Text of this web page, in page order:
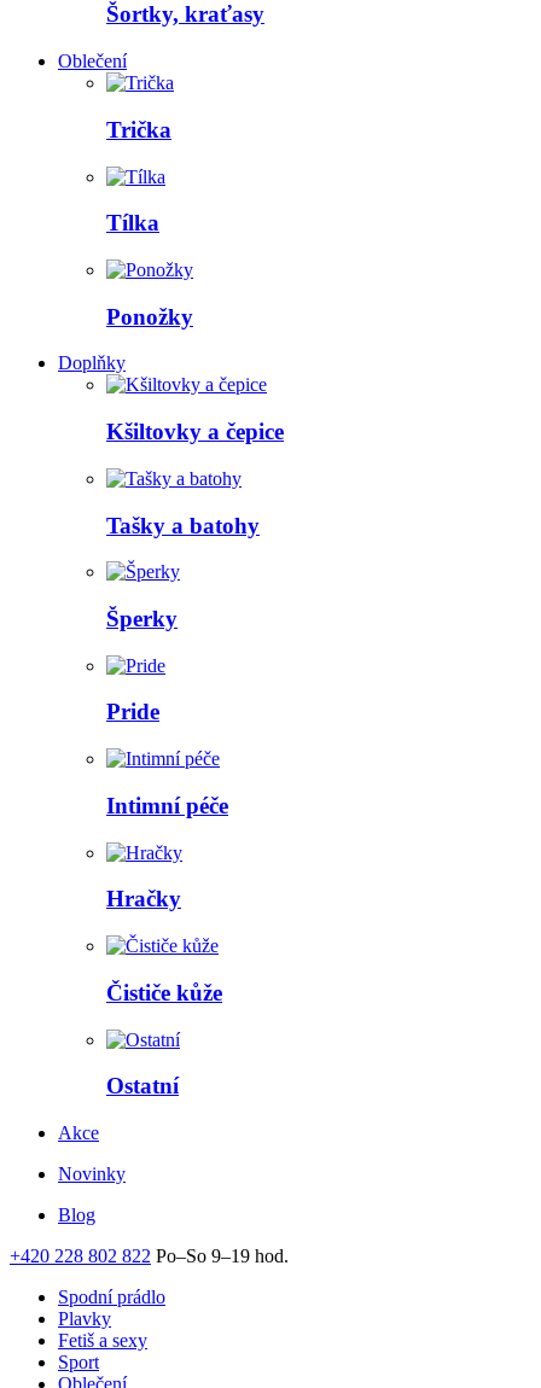
Šortky, kraťasy
Oblečení
Trička
Tílka
Ponožky
Doplňky
Kšiltovky a čepice
Tašky a batohy
Šperky
Pride
Intimní péče
Hračky
Čističe kůže
Ostatní
Akce
Novinky
Blog
+420 228 802 822 Po–So 9–19 hod.
Spodní prádlo
Plavky
Fetiš a sexy
Sport
Oblečení